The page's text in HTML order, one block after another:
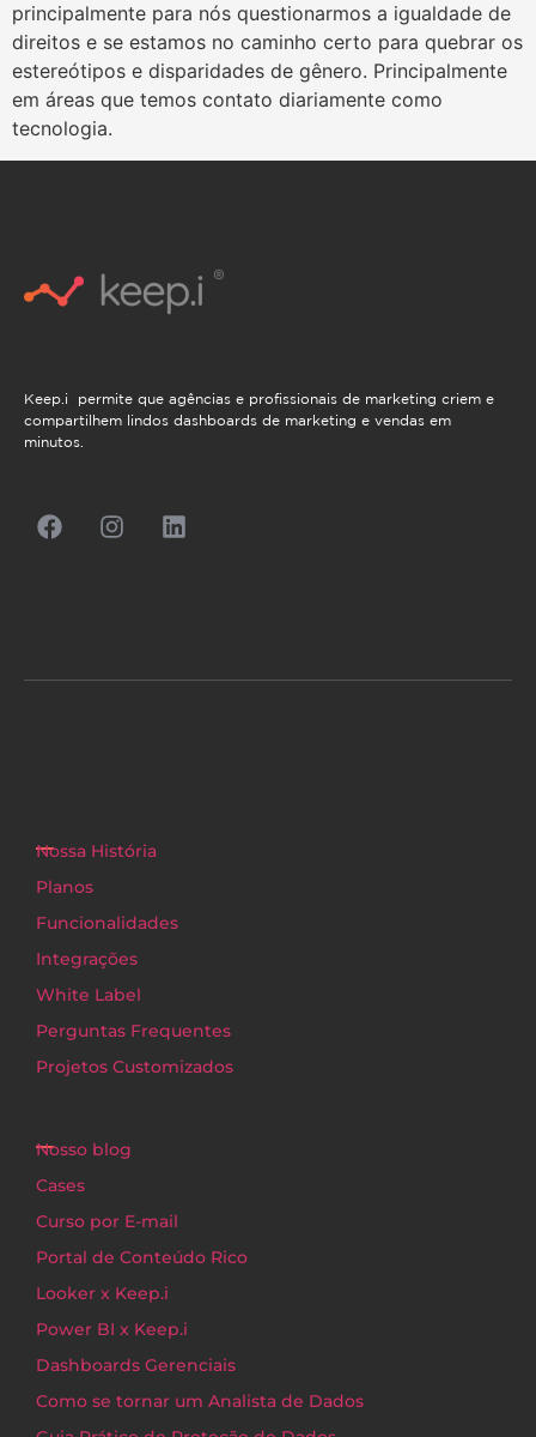
principalmente para nós questionarmos a igualdade de
direitos e se estamos no caminho certo para quebrar os
estereótipos e disparidades de gênero. Principalmente
em áreas que temos contato diariamente como
tecnologia.
Keep.i permite que agências e profissionais de marketing criem e
compartilhem lindos dashboards de marketing e vendas em
minutos.
Nossa História
Planos
Funcionalidades
Integrações
White Label
Perguntas Frequentes
Projetos Customizados
Nosso blog
Cases
Curso por E-mail
Portal de Conteúdo Rico
Looker x Keep.i
Power BI x Keep.i
Dashboards Gerenciais
Como se tornar um Analista de Dados